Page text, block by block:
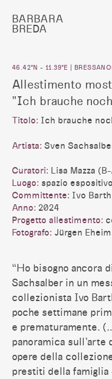
BARBARA
BREDA
46.42°N - 11.39°E |
Allestimento
"Ich brauche
Titolo: Ich brauche
Artista: Sven
Curatori: Lisa Mazza
Luogo: spazio
Committente: Ivo Barth
Anno: 2024
Progetto allestimento:
Fotografo: Jürgen Eheim
“Ho bisogno ancora
Sachsalber in un
collezionista Ivo
poche settimane
e prematuramente.
panoramica sull’arte
opere della
prestiti della famiglia